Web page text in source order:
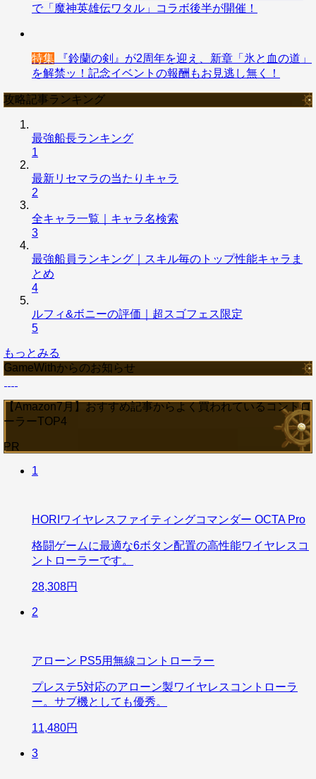
で「魔神英雄伝ワタル」コラボ後半が開催！
特集 『鈴蘭の剣』が2周年を迎え、新章「氷と血の道」
を解禁ッ！記念イベントの報酬もお見逃し無く！
攻略記事ランキング
最強船長ランキング
1
最新リセマラの当たりキャラ
2
全キャラ一覧｜キャラ名検索
3
最強船員ランキング｜スキル毎のトップ性能キャラま
とめ
4
ルフィ&ボニーの評価｜超スゴフェス限定
5
もっとみる
GameWithからのお知らせ
【Amazon7月】おすすめ記事からよく買われているコントロ
ーラーTOP4
PR
1
HORIワイヤレスファイティングコマンダー OCTA Pro
格闘ゲームに最適な6ボタン配置の高性能ワイヤレスコ
ントローラーです。
28,308円
2
アローン PS5用無線コントローラー
プレステ5対応のアローン製ワイヤレスコントローラ
ー。サブ機としても優秀。
11,480円
3